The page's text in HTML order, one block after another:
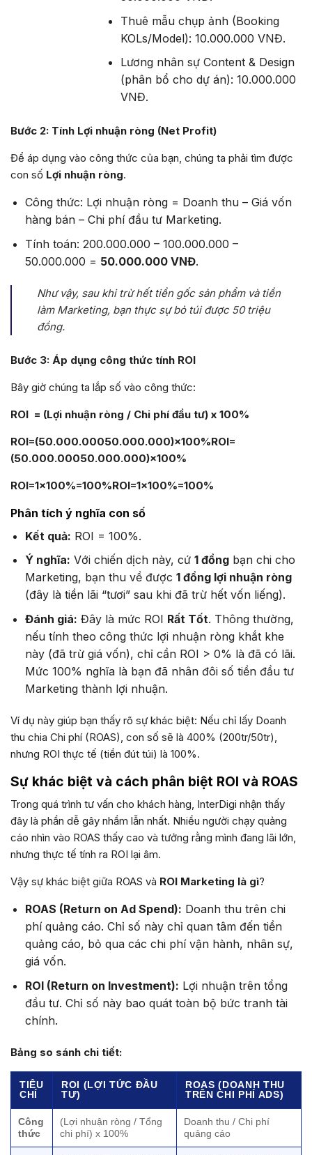
Thuê mẫu chụp ảnh (Booking
KOLs/Model): 10.000.000 VNĐ.
Lương nhân sự Content & Design
(phân bổ cho dự án): 10.000.000
VNĐ.
Bước 2: Tính Lợi nhuận ròng (Net Profit)
Để áp dụng vào công thức của bạn, chúng ta phải tìm được
con số Lợi nhuận ròng.
Công thức: Lợi nhuận ròng = Doanh thu – Giá vốn
hàng bán – Chi phí đầu tư Marketing.
Tính toán: 200.000.000 – 100.000.000 –
50.000.000 = 50.000.000 VNĐ.
Như vậy, sau khi trừ hết tiền gốc sản phẩm và tiền
làm Marketing, bạn thực sự bỏ túi được 50 triệu
đồng.
Bước 3: Áp dụng công thức tính ROI
Bây giờ chúng ta lắp số vào công thức:
ROI = (Lợi nhuận ròng / Chi phí đầu tư) x 100%
ROI=(50.000.00050.000.000)×100%ROI=
(50.000.00050.000.000)×100%
ROI=1×100%=100%ROI=1×100%=100%
Phân tích ý nghĩa con số
Kết quả: ROI = 100%.
Ý nghĩa: Với chiến dịch này, cứ 1 đồngbạn chi cho
Marketing, bạn thu về được 1 đồng lợi nhuận ròng
(đây là tiền lãi “tươi” sau khi đã trừ hết vốn liếng).
Đánh giá: Đây là mức ROI Rất Tốt. Thông thường,
nếu tính theo công thức lợi nhuận ròng khắt khe
này (đã trừ giá vốn), chỉ cần ROI > 0% là đã có lãi.
Mức 100% nghĩa là bạn đã nhân đôi số tiền đầu tư
Marketing thành lợi nhuận.
Ví dụ này giúp bạn thấy rõ sự khác biệt: Nếu chỉ lấy Doanh
thu chia Chi phí (ROAS), con số sẽ là 400% (200tr/50tr),
nhưng ROI thực tế (tiền đút túi) là 100%.
Sự khác biệt và cách phân biệt ROI và ROAS
Trong quá trình tư vấn cho khách hàng, InterDigi nhận thấy
đây là phần dễ gây nhầm lẫn nhất. Nhiều người chạy quảng
cáo nhìn vào ROAS thấy cao và tưởng rằng mình đang lãi lớn,
nhưng thực tế tính ra ROI lại âm.
Vậy sự khác biệt giữa ROAS và ROI Marketing là gì?
ROAS (Return on Ad Spend): Doanh thu trên chi
phí quảng cáo. Chỉ số này chỉ quan tâm đến tiền
quảng cáo, bỏ qua các chi phí vận hành, nhân sự,
giá vốn.
ROI (Return on Investment): Lợi nhuận trên tổng
đầu tư. Chỉ số này bao quát toàn bộ bức tranh tài
chính.
Bảng so sánh chi tiết:
TIÊU
CHÍ
ROI (LỢI TỨC ĐẦU
TƯ)
ROAS (DOANH THU
TRÊN CHI PHÍ ADS)
Công
thức
(Lợi nhuận ròng / Tổng
chi phí) x 100%
Doanh thu / Chi phí
quảng cáo